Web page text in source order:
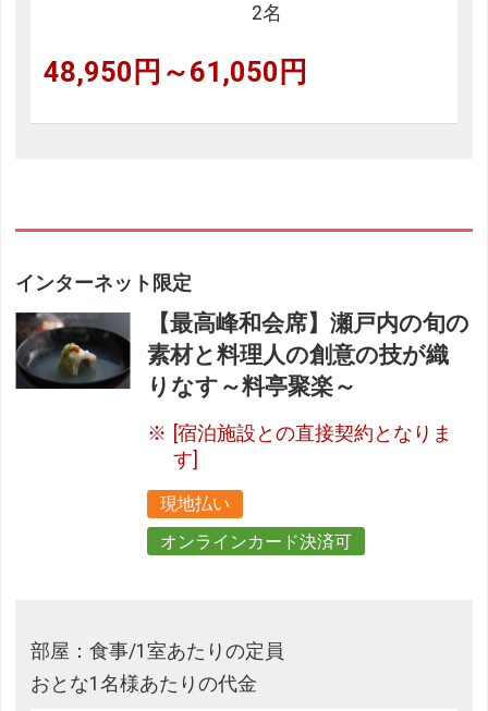
2名
48,950円～61,050円
インターネット限定
【最高峰和会席】瀬戸内の旬の
素材と料理人の創意の技が織
りなす～料亭聚楽～
[宿泊施設との直接契約となりま
す]
現地払い
オンラインカード決済可
部屋：食事/1室あたりの定員
おとな1名様あたりの代金